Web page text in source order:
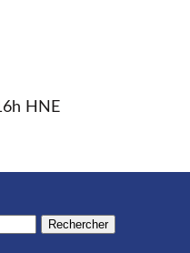
HNE
Rechercher